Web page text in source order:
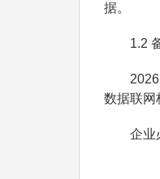
据。
1.2 备
2026年
数据联网
企业必